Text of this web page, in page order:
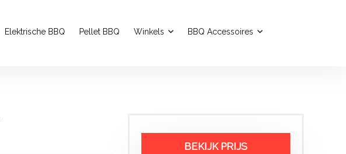
Elektrische BBQ Pellet BBQ Winkels BBQ Accessoires
BEKIJK PRIJS